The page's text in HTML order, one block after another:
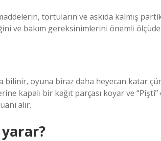
tortuların ve askıda kalmış
ve bakım gereksinimlerini önemli
bilinir, oyuna biraz daha heyecan katar
kapalı bir kağıt parçası koyar ve
alır.